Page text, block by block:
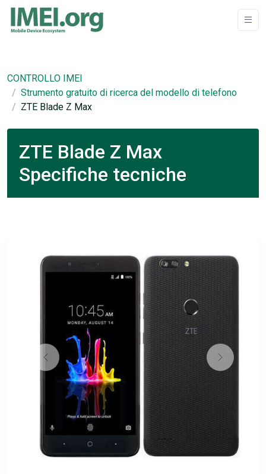
CONTROLLO IMEI
Strumento gratuito di ricerca del modello di telefono
ZTE Blade Z Max
ZTE Blade Z Max
Specifiche tecniche